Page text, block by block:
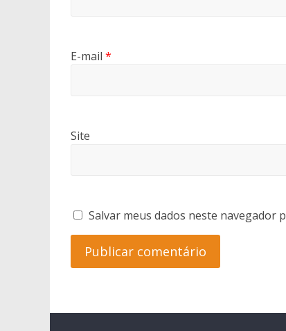
E-mail *
Site
Salvar meus dados neste navegador